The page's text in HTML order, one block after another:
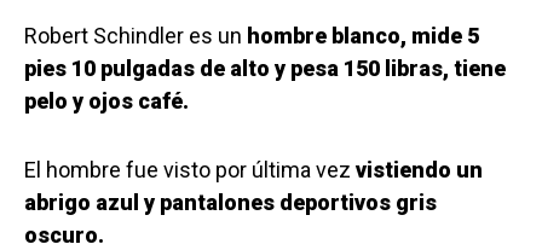
Robert Schindler es un hombre blanco, mide 5
pies 10 pulgadas de alto y pesa 150 libras, tiene
pelo y ojos café.
El hombre fue visto por última vez vistiendo un
abrigo azul y pantalones deportivos gris
oscuro.